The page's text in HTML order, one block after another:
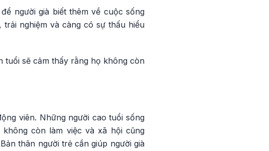
người già biết thêm về cuộc sống
nghiệm và càng có sự thấu hiểu
tuổi sẽ cảm thấy rằng họ không còn
viên. Những người cao tuổi sống
còn làm việc và xã hội cũng
thân người trẻ cần giúp người già